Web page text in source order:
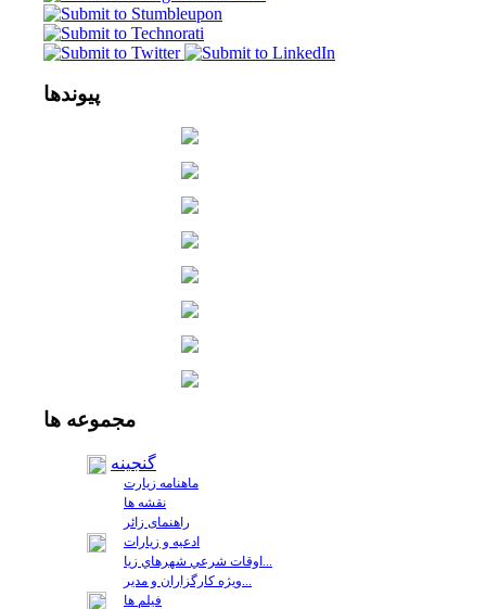
پیوندها
مجموعه ها
گنجینه
ماهنامه زیارت
نقشه ها
راهنمای زائر
ادعیه و زیارات
فيلم ها